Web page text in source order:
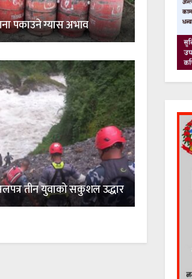
पकाउने ग्यास अभाव
तीन युवाको सकुशल उद्धार